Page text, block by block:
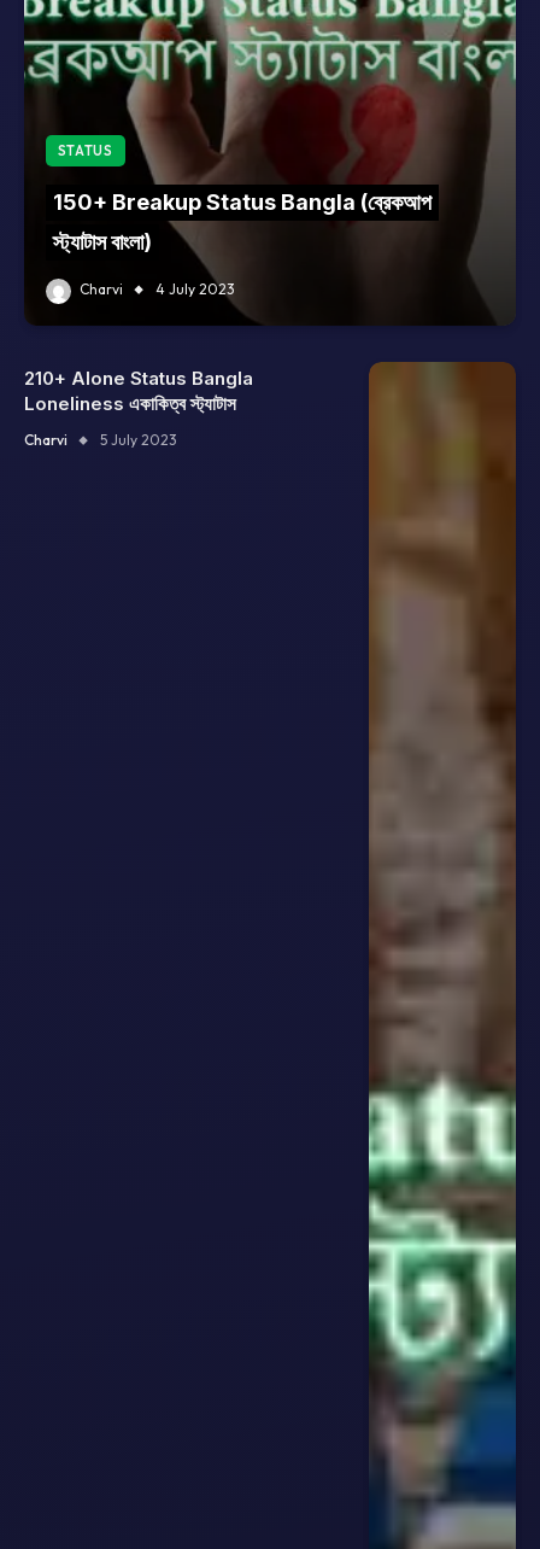
STATUS
150+ Breakup Status Bangla (ব্রেকআপ
স্ট্যাটাস বাংলা)
Charvi 4 July 2023
210+ Alone Status Bangla
Loneliness একাকিত্ব স্ট্যাটাস
Charvi 5 July 2023